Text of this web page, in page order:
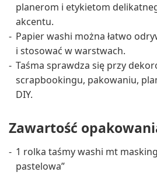
planerom i etykietom
akcentu.
Papier washi można łatwo
i stosować w warstwach.
Taśma sprawdza się przy
scrapbookingu, pakowaniu,
DIY.
Zawartość
1 rolka taśmy washi mt
pastelowa”